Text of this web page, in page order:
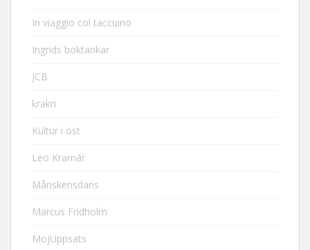
In viaggio col taccuino
Ingrids boktankar
JCB
krakri
Kultur i öst
Leo Kramár
Månskensdans
Marcus Fridholm
MojUppsats